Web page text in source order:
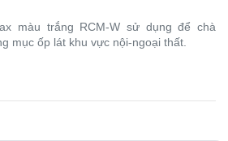
màu trắng RCM-W sử dụng để chà
mục ốp lát khu vực nội-ngoại thất.